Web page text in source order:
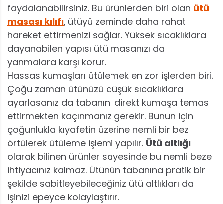
faydalanabilirsiniz. Bu ürünlerden biri olan ütü
masası kılıfı, ütüyü zeminde daha rahat
hareket ettirmenizi sağlar. Yüksek sıcaklıklara
dayanabilen yapısı ütü masanızı da
yanmalara karşı korur.
Hassas kumaşları ütülemek en zor işlerden biri.
Çoğu zaman ütünüzü düşük sıcaklıklara
ayarlasanız da tabanını direkt kumaşa temas
ettirmekten kaçınmanız gerekir. Bunun için
çoğunlukla kıyafetin üzerine nemli bir bez
örtülerek ütüleme işlemi yapılır. Ütü altlığı
olarak bilinen ürünler sayesinde bu nemli beze
ihtiyacınız kalmaz. Ütünün tabanına pratik bir
şekilde sabitleyebileceğiniz ütü altlıkları da
işinizi epeyce kolaylaştırır.